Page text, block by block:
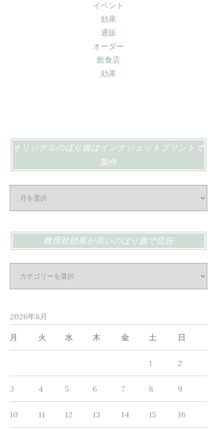
イベント
効果
通販
オーダー
飲食店
効果
オリジナルのぼり旗はインクジェットプリントで
製作
ナ
は
イ
ン
ッ
費用対効果が高いのぼり旗で広告
果
が
高
の
ぼ
旗
2026年8月
月 火 水 木 金 土 日
1 2
3 4 5 6 7 8 9
10 11 12 13 14 15 16